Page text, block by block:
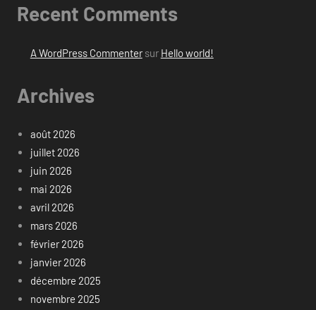
Recent Comments
A WordPress Commentersur Hello world!
Archives
août 2026
juillet 2026
juin 2026
mai 2026
avril 2026
mars 2026
février 2026
janvier 2026
décembre 2025
novembre 2025